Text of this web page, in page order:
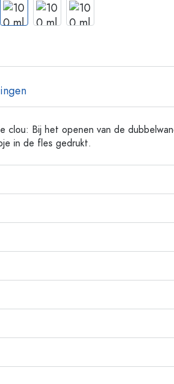
flessen met hengsel
met lange hals
per materiaal
flessen
clou: Bij het openen van de
in de fles gedrukt.